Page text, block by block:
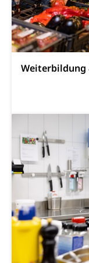
Filmförderung,
Werkankäufe,
und Kultur,
Schiene und
Transportmittel,
Schifffahrt
Flussschifffahrt
Strasse
Autoverkehr,